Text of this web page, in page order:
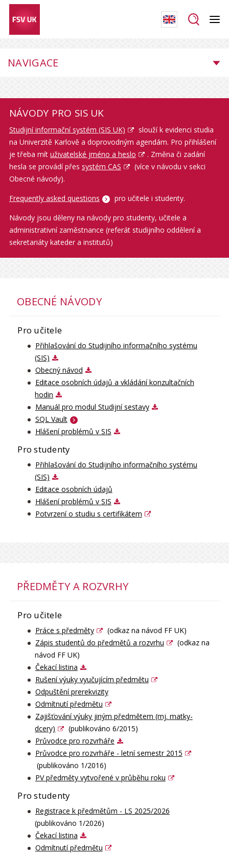
NAVIGACE
NÁVODY PRO SIS UK
Studijní informační systém (SIS UK)
slouží k evidenci studia
na Univerzitě Karlově a doprovodným agendám. Pro přihlášení
je třeba mít uživatelské jméno a heslo
. Změna či zadání
hesla se provádí přes systém CAS
(více v návodu v sekci
Obecné návody).
Frequently asked questions
pro učitele i studenty.
Návody jsou děleny na návody pro studenty, učitele a
administrativní zaměstnance (referát studijního oddělení a
sekretariáty kateder a institutů)
OBECNÉ NÁVODY
Pro učitele
Přihlašování do Studijního informačního systému
(SIS)
Obecný návod
Editace osobních údajů a vkládání konzultačních
hodin
Manuál pro modul Studijní sestavy
SQL Vault
Hlášení problémů v SIS
Pro studenty
Přihlašování do Studijního informačního systému
(SIS)
Editace osobních údajů
Hlášení problémů v SIS
Potvrzení o studiu s certifikátem
PŘEDMĚTY A ROZVRHY
Pro učitele
Práce s předměty
(odkaz na návod FF UK)
Zápis studentů do předmětů a rozvrhu
(odkaz na
návod FF UK)
Čekací listina
Rušení výuky vyučujícím předmětu
Odpuštění prerekvizity
Odmítnutí předmětu
Zajišťování výuky jiným předmětem (mj. matky-
dcery)
(publikováno 6/2015)
Průvodce pro rozvrháře
Průvodce pro rozvrháře - letní semestr 2015
(publikováno 1/2016)
PV předměty vytvořené v průběhu roku
Pro studenty
Registrace k předmětům - LS 2025/2026
(publikováno 1/2026)
Čekací listina
Odmítnutí předmětu